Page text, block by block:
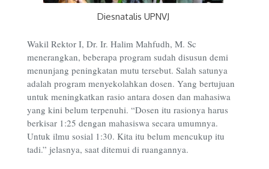
Diesnatalis UPNVJ
Wakil Rektor I, Dr. Ir. Halim Mahfudh, M. Sc
menerangkan, beberapa program sudah disusun demi
menunjang peningkatan mutu tersebut. Salah satunya
adalah program menyekolahkan dosen. Yang bertujuan
untuk meningkatkan rasio antara dosen dan mahasiwa
yang kini belum terpenuhi. “Dosen itu rasionya harus
berkisar 1:25 dengan mahasiswa secara umumnya.
Untuk ilmu sosial 1:30. Kita itu belum mencukup itu
tadi.” jelasnya, saat ditemui di ruangannya.